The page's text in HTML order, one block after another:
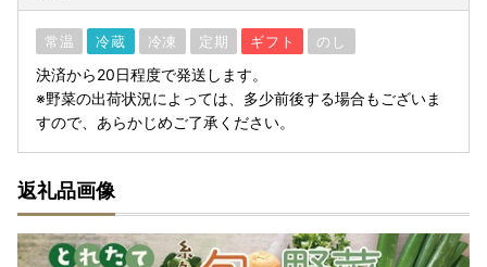
常温 冷蔵 冷凍 定期 ギフト のし
決済から20日程度で発送します。
※野菜の出荷状況によっては、多少前後する場合もございま
すので、あらかじめご了承ください。
返礼品画像